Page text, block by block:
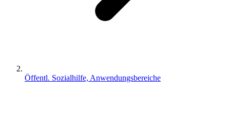
Öffentl. Sozialhilfe, Anwendungsbereiche